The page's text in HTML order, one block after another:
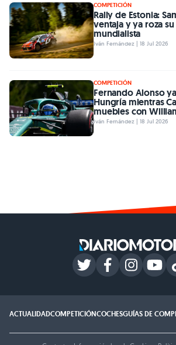
COMPETICIÓN
Rally de Estonia:
ventaja y ya roza
mundialista
Iván Fernández | 18 Jul 2026
COMPETICIÓN
Fernando Alonso
Hungría mientras
muebles con
Iván Fernández | 18 Jul 2026
ACTUALIDADCOMPETICIÓNCOCHESGUÍAS DE